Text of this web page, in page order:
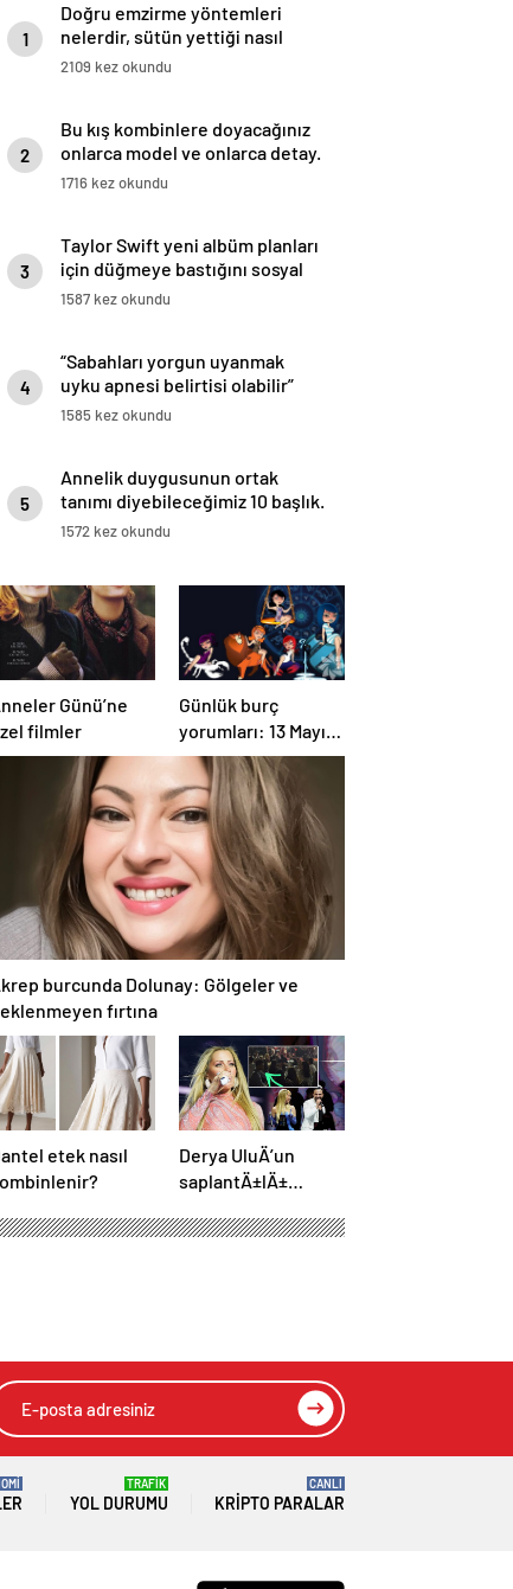
1
Doğru emzirme yöntemleri
nelerdir, sütün yettiği nasıl
anlaşılır?
2109 kez okundu
2
Bu kış kombinlere doyacağınız
onlarca model ve onlarca detay.
1716 kez okundu
3
Taylor Swift yeni albüm planları
için düğmeye bastığını sosyal
medyadan duyurdu!
1587 kez okundu
4
“Sabahları yorgun uyanmak
uyku apnesi belirtisi olabilir”
1585 kez okundu
5
Annelik duygusunun ortak
tanımı diyebileceğimiz 10 başlık.
1572 kez okundu
Günü’ne
filmler
Günlük burç
yorumları: 13 Mayıs
2025 Salı
burcunda Dolunay: Gölgeler ve
fırtına
etek nasıl
Derya UluÄ’un
saplantÄ±lÄ±
uzaklaÅtÄ±rma
YOL DURUMU
TRAFİK
KRIPTO PARALAR
CANLI